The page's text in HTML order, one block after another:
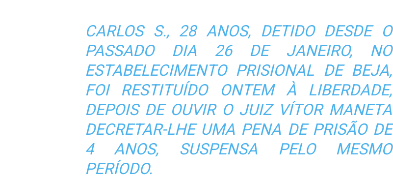
CARLOS S., 28 ANOS, DETIDO DESDE O
PASSADO DIA 26 DE JANEIRO, NO
ESTABELECIMENTO PRISIONAL DE BEJA,
FOI RESTITUÍDO ONTEM À LIBERDADE,
DEPOIS DE OUVIR O JUIZ VÍTOR MANETA
DECRETAR-LHE UMA PENA DE PRISÃO DE
4 ANOS, SUSPENSA PELO MESMO
PERÍODO.